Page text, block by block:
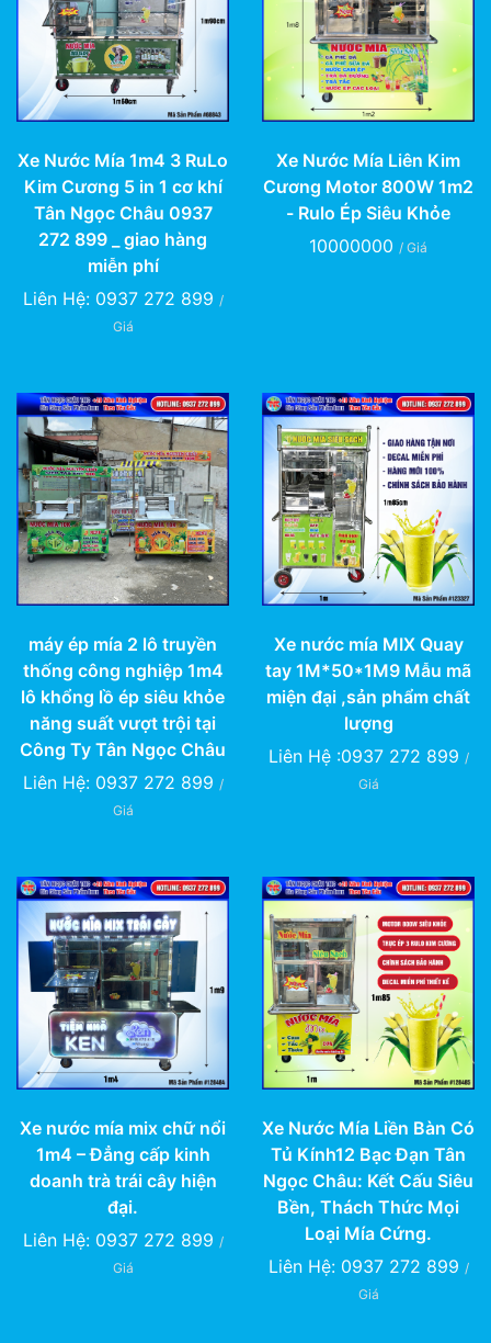
Xe Nước Mía 1m4 3 RuLo
Kim Cương 5 in 1 cơ khí
Tân Ngọc Châu 0937
272 899 _ giao hàng
miễn phí
Liên Hệ: 0937 272 899 /
Giá
Xe Nước Mía Liên Kim
Cương Motor 800W 1m2
- Rulo Ép Siêu Khỏe
10000000 / Giá
máy ép mía 2 lô truyền
thống công nghiệp 1m4
lô khổng lồ ép siêu khỏe
năng suất vượt trội tại
Công Ty Tân Ngọc Châu
Liên Hệ: 0937 272 899 /
Giá
Xe nước mía MIX Quay
tay 1M*50*1M9 Mẫu mã
miện đại ,sản phẩm chất
lượng
Liên Hệ :0937 272 899 /
Giá
Xe nước mía mix chữ nổi
1m4 – Đẳng cấp kinh
doanh trà trái cây hiện
đại.
Liên Hệ: 0937 272 899 /
Giá
Xe Nước Mía Liền Bàn Có
Tủ Kính12 Bạc Đạn Tân
Ngọc Châu: Kết Cấu Siêu
Bền, Thách Thức Mọi
Loại Mía Cứng.
Liên Hệ: 0937 272 899 /
Giá